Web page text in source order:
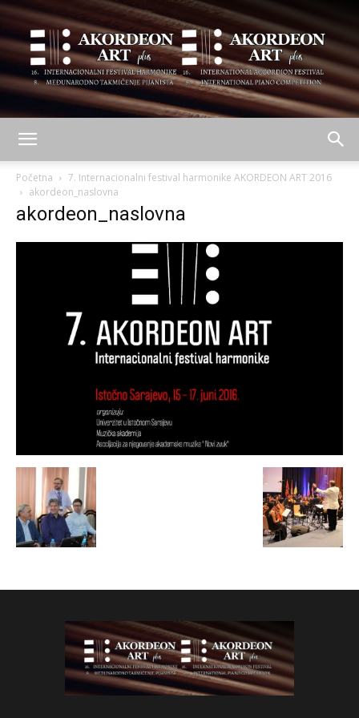
ART
plus
Početna
7. Internacionalni festival harmonike AKORDEON ART 2016
akordeon_naslovna
akordeon_naslovna